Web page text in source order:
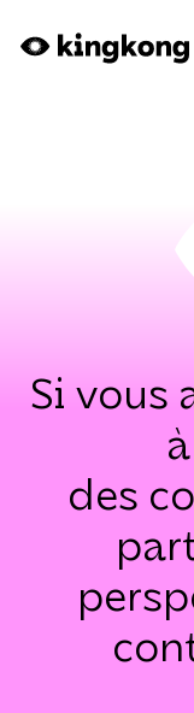
Skip to main content
Si vous
des